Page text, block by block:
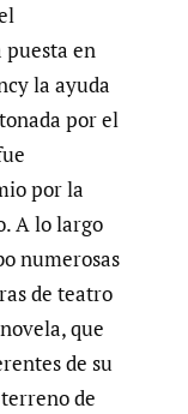
puesta en
la ayuda
por el
por la
A lo largo
numerosas
de teatro
que
de su
de